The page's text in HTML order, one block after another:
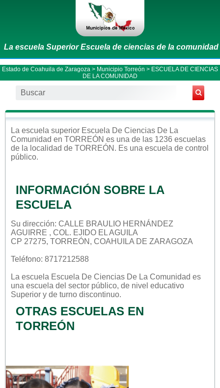
La escuela Superior Escuela de ciencias de la comunidad
Estado de Coahuila de Zaragoza > Municipio Torreón > ESCUELA DE CIENCIAS
DE LA COMUNIDAD
La escuela superior Escuela De Ciencias De La
Comunidad en TORREÓN es una de las 1236 escuelas
de la localidad de TORREÓN . Es una escuela de control
público.
INFORMACIÓN SOBRE LA
ESCUELA
Su dirección: CALLE BRAULIO HERNÁNDEZ
AGUIRRE , COL. EJIDO EL AGUILA
CP 27275, TORREÓN, COAHUILA DE ZARAGOZA
Teléfono: 8717212588
La escuela Escuela De Ciencias De La Comunidad es
una escuela del sector público, de nivel educativo
Superior y de turno discontinuo.
OTRAS ESCUELAS EN
TORREÓN